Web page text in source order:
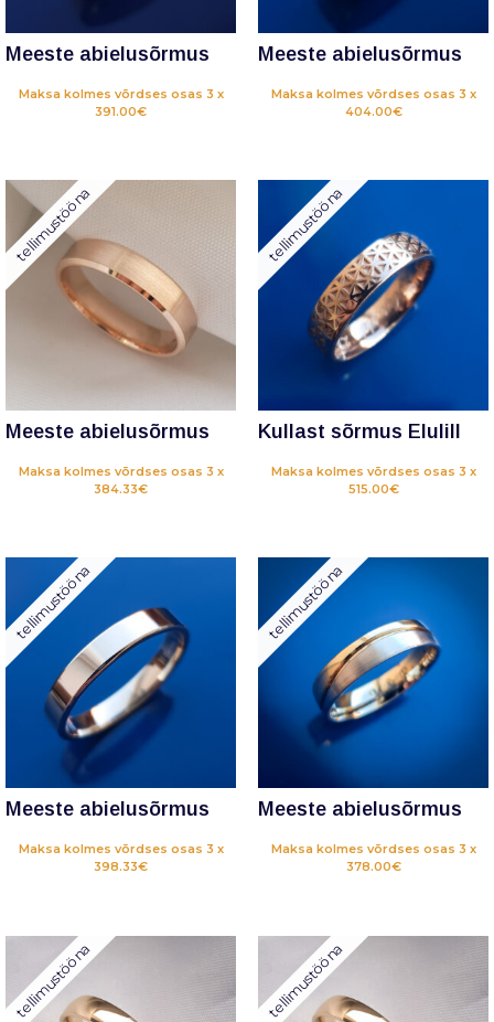
Meeste abielusõrmus
Maksa kolmes võrdses osas 3 x
391.00€
Meeste abielusõrmus
Maksa kolmes võrdses osas 3 x
404.00€
tellimustööna
Meeste abielusõrmus
Maksa kolmes võrdses osas 3 x
384.33€
tellimustööna
Kullast sõrmus Elulill
Maksa kolmes võrdses osas 3 x
515.00€
tellimustööna
Meeste abielusõrmus
Maksa kolmes võrdses osas 3 x
398.33€
tellimustööna
Meeste abielusõrmus
Maksa kolmes võrdses osas 3 x
378.00€
tellimustööna tellimustööna